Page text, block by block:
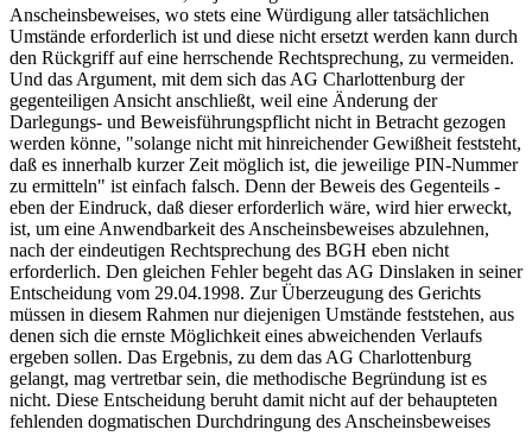
Anscheinsbeweises, wo stets eine Würdigung aller tatsächlichen
Umstände erforderlich ist und diese nicht ersetzt werden kann durch
den Rückgriff auf eine herrschende Rechtsprechung, zu vermeiden.
Und das Argument, mit dem sich das AG Charlottenburg der
gegenteiligen Ansicht anschließt, weil eine Änderung der
Darlegungs- und Beweisführungspflicht nicht in Betracht gezogen
werden könne, "solange nicht mit hinreichender Gewißheit feststeht,
daß es innerhalb kurzer Zeit möglich ist, die jeweilige PIN-Nummer
zu ermitteln" ist einfach falsch. Denn der Beweis des Gegenteils -
eben der Eindruck, daß dieser erforderlich wäre, wird hier erweckt,
ist, um eine Anwendbarkeit des Anscheinsbeweises abzulehnen,
nach der eindeutigen Rechtsprechung des BGH eben nicht
erforderlich. Den gleichen Fehler begeht das AG Dinslaken in seiner
Entscheidung vom 29.04.1998. Zur Überzeugung des Gerichts
müssen in diesem Rahmen nur diejenigen Umstände feststehen, aus
denen sich die ernste Möglichkeit eines abweichenden Verlaufs
ergeben sollen. Das Ergebnis, zu dem das AG Charlottenburg
gelangt, mag vertretbar sein, die methodische Begründung ist es
nicht. Diese Entscheidung beruht damit nicht auf der behaupteten
fehlenden dogmatischen Durchdringung des Anscheinsbeweises